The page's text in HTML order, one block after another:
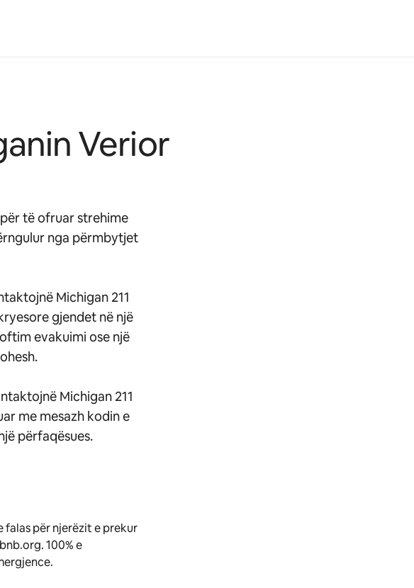
Verior
të ofruar strehime
nga përmbytjet
Michigan 211
gjendet në një
evakuimi ose një
Michigan 211
me mesazh kodin e
përfaqësues.
falas për njerëzit e prekur
100% e